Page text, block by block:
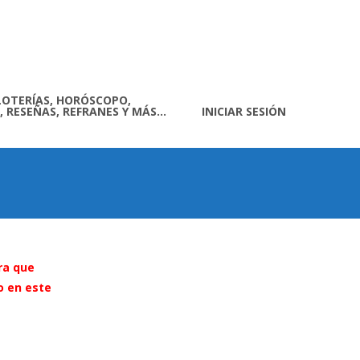
HORÓSCOPO,
RESEÑAS, REFRANES Y MÁS… INICIAR SESIÓN
que
en este